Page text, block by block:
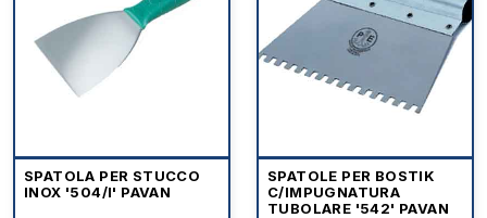
SPATOLA PER STUCCO
INOX '504/I' PAVAN
SPATOLE PER BOSTIK
C/IMPUGNATURA
TUBOLARE '542' PAVAN